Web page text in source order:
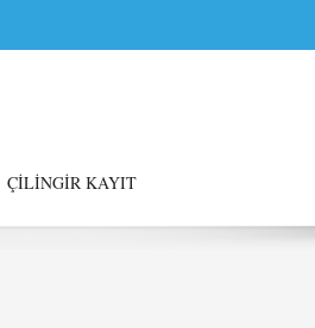
ÇILINGIR KAYIT